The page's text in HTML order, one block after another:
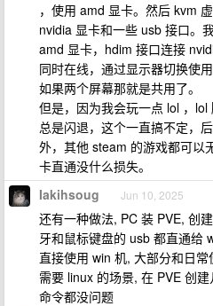
，使用 amd 显卡。然后 kvm
nvidia 显卡和一些 usb 接口。
amd 显卡，hdim 接口连接
同时在线，通过显示器切换使
如果两个屏幕那就是共用了。
但是，因为我会玩一点 lol ，lol
总是闪退，这个一直搞不定，
外，其他 steam 的游戏都可以
卡直通没什么损失。
Iakihsoug Jun 10, 2025
还有一种做法, PC 装 PVE, 创
牙和鼠标键盘的 usb 都直通给
直接使用 win 机, 大部分和日常
需要 linux 的场景, 在 PVE 创
命令都没问题